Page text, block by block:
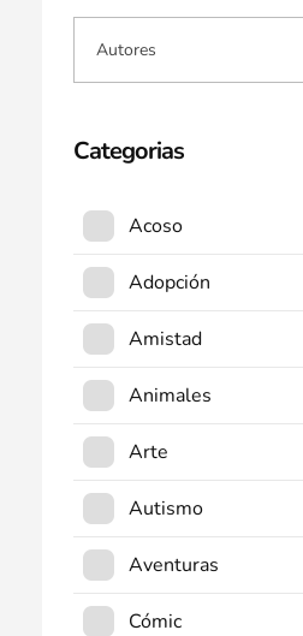
Categorias
Acoso
Adopción
Amistad
Animales
Arte
Autismo
Aventuras
Cómic